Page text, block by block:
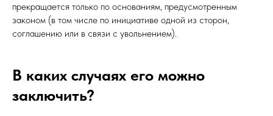
прекращается только по основаниям, предусмотренным
законом (в том числе по инициативе одной из сторон,
соглашению или в связи с увольнением).
В каких случаях его можно
заключить?